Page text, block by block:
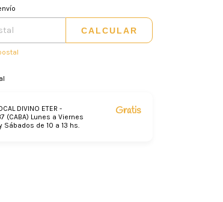
CALCULAR
DIVINO ETER -
(CABA) Lunes a Viernes
Sábados de 10 a 13 hs.
Gratis